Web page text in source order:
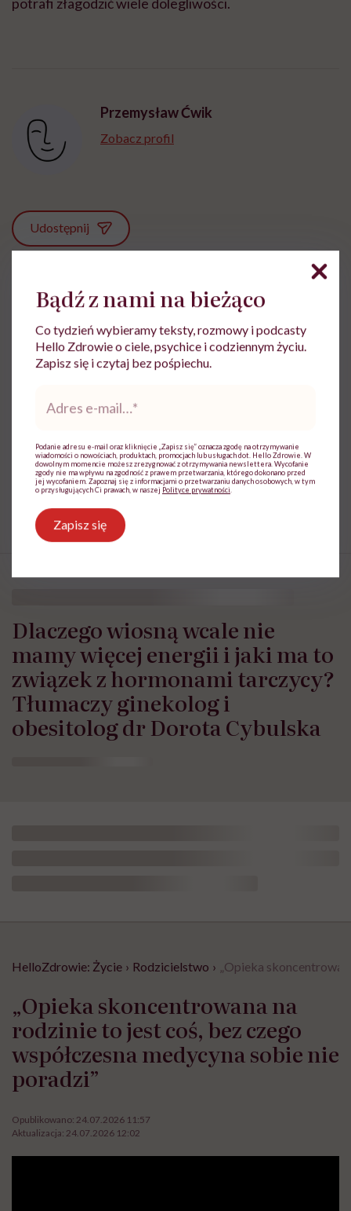
Przemysław Ćwik
Zobacz profil
Udostępnij
Powiązane tematy:
Alergia Ból stawów wiosenne przesilenie
Wiosna
i
charakter informacyjny i nie stanowią porady
lekarskiej. Pamiętaj, że w przypadku
problemów ze zdrowiem należy bezwzględnie
skonsultować się z lekarzem.
Dlaczego wiosną wcale nie
mamy więcej energii i jaki ma to
związek z hormonami tarczycy?
Tłumaczy ginekolog i
obesitolog dr Dorota Cybulska
HelloZdrowie: Życie › Rodzicielstwo › „Opieka
„Opieka skoncentrowana na
rodzinie to jest coś, bez czego
współczesna medycyna sobie nie
poradzi”
Opublikowano: 24.07.2026 11:57
Aktualizacja: 24.07.2026 12:02
Bądź z nami na bieżąco
Co tydzień wybieramy teksty, rozmowy i podcasty
Hello Zdrowie o ciele, psychice i codziennym życiu.
Zapisz się i czytaj bez pośpiechu.
mail*
Podanie adresu e-mail oraz kliknięcie „Zapisz się” oznacza zgodę na otrzymywanie
wiadomości o nowościach, produktach, promocjach lub usługach dot. Hello Zdrowie. W
dowolnym momencie możesz zrezygnować z otrzymywania newslettera. Wycofanie
zgody nie ma wpływu na zgodność z prawem przetwarzania, którego dokonano przed
jej wycofaniem. Zapoznaj się z informacjami o przetwarzaniu danych osobowych, w tym
o przysługujących Ci prawach, w naszej Polityce prywatności
Zapisz się